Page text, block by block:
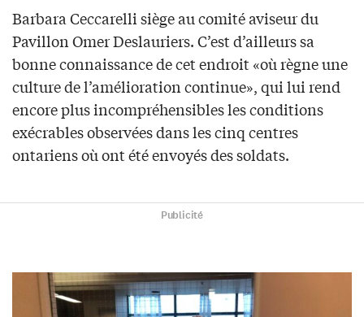
Barbara Ceccarelli siège au comité aviseur du
Pavillon Omer Deslauriers. C’est d’ailleurs sa
bonne connaissance de cet endroit «où règne une
culture de l’amélioration continue», qui lui rend
encore plus incompréhensibles les conditions
exécrables observées dans les cinq centres
ontariens où ont été envoyés des soldats.
Publicité